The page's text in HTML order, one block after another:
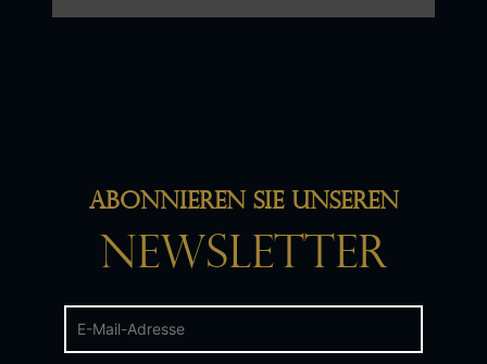
Abonnieren Sie unseren
Newsletter